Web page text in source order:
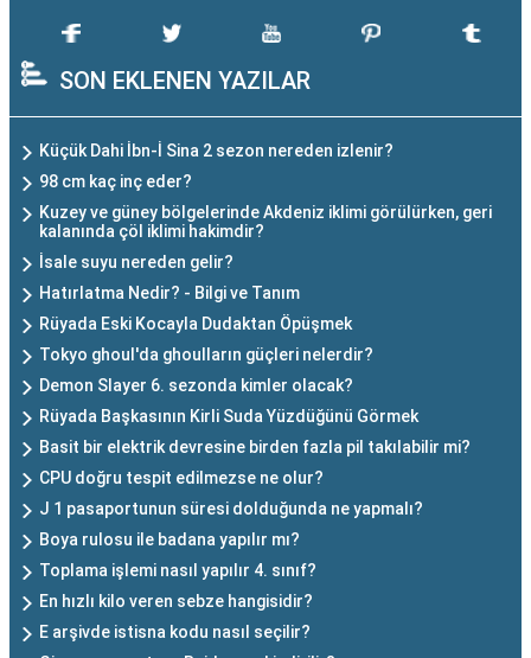
SON EKLENEN YAZILAR
Küçük Dahi İbn-İ Sina 2 sezon nereden izlenir?
98 cm kaç inç eder?
Kuzey ve güney bölgelerinde Akdeniz iklimi görülürken, geri
kalanında çöl iklimi hakimdir?
İsale suyu nereden gelir?
Hatırlatma Nedir? - Bilgi ve Tanım
Rüyada Eski Kocayla Dudaktan Öpüşmek
Tokyo ghoul'da ghoulların güçleri nelerdir?
Demon Slayer 6. sezonda kimler olacak?
Rüyada Başkasının Kirli Suda Yüzdüğünü Görmek
Basit bir elektrik devresine birden fazla pil takılabilir mi?
CPU doğru tespit edilmezse ne olur?
J 1 pasaportunun süresi dolduğunda ne yapmalı?
Boya rulosu ile badana yapılır mı?
Toplama işlemi nasıl yapılır 4. sınıf?
En hızlı kilo veren sebze hangisidir?
E arşivde istisna kodu nasıl seçilir?